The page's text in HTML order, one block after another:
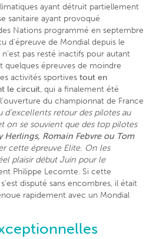
ayant détruit partiellement
sanitaire ayant provoqué
Nations programmé en septembre
d’épreuve de Mondial depuis le
pas resté inactifs pour autant
quelques épreuves de moindre
activités sportives tout en
le circuit, qui a finalement été
du championnat de France
d’excellents retour des pilotes au
on se souvient que des top pilotes
Herlings, Romain Febvre ou Tom
cette épreuve Elite. On les
plaisir début Juin pour le
Philippe Lecomte. Si cette
disputé sans encombres, il était
rapidement avec un Mondial